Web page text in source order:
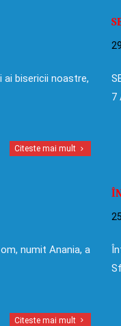
bisericii noastre,
Citeste mai mult
7
om, numit Anania, a
Citeste mai mult